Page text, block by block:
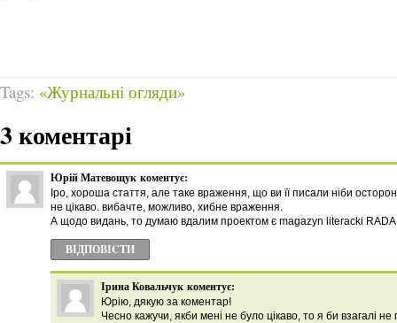
Tags: «Журнальні огляди»
3 коментарі
Юрій Матевощук коментує:
Іро, хороша стаття, але таке враження, що ви її писали ніби
не цікаво. вибачте, можливо, хибне враження.
А щодо видань, то думаю вдалим проектом є magazyn literacki
ВІДПОВІCТИ
Ірина Ковальчук коментує:
Юрію, дякую за коментар!
Чесно кажучи, якби мені не було цікаво, то я би взагалі